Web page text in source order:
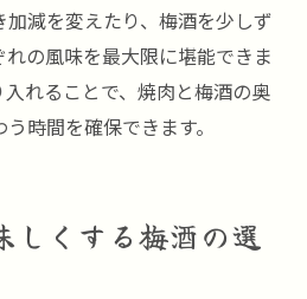
減を変えたり、梅酒を少しず
の風味を最大限に堪能できま
れることで、焼肉と梅酒の奥
時間を確保できます。
しくする梅酒の選